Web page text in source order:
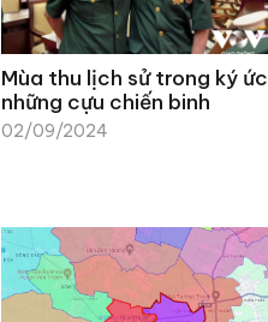
Mùa thu lịch sử trong ký ức
những cựu chiến binh
02/09/2024